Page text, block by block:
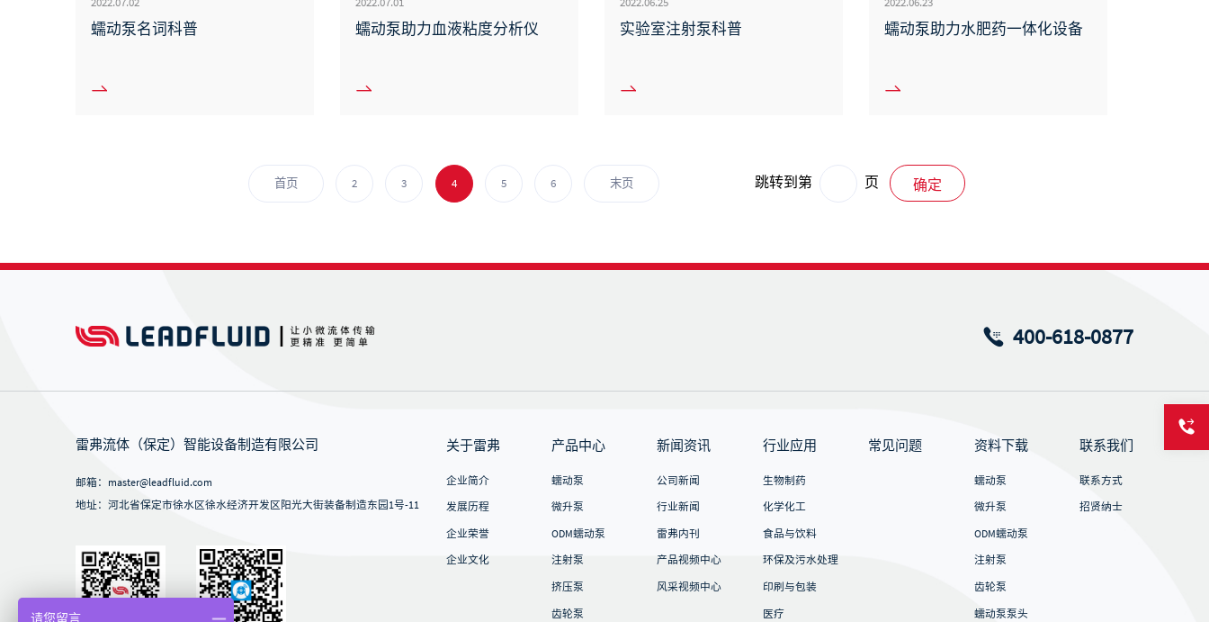
蠕动泵名词科普 蠕动泵助力血液粘度分析仪 实验室注射泵科普 蠕动泵助力水肥药一体化设备
首页 2 3 4 5 6 末页 跳转到第 页 确定
400-618-0877
雷弗流体（保定）智能设备制造有限公司
邮箱：master@leadfluid.com
地址：河北省保定市徐水区徐水经济开发区阳光大街装备制造东园1号-11
关于雷弗
企业简介
发展历程
企业荣誉
企业文化
产品中心
蠕动泵
微升泵
ODM蠕动泵
注射泵
挤压泵
齿轮泵
新闻资讯
公司新闻
行业新闻
雷弗内刊
产品视频中心
风采视频中心
行业应用
生物制药
化学化工
食品与饮料
环保及污水处理
印刷与包装
医疗
常见问题 资料下载
蠕动泵
微升泵
ODM蠕动泵
注射泵
齿轮泵
蠕动泵泵头
联系我们
联系方式
招贤纳士
请您留言